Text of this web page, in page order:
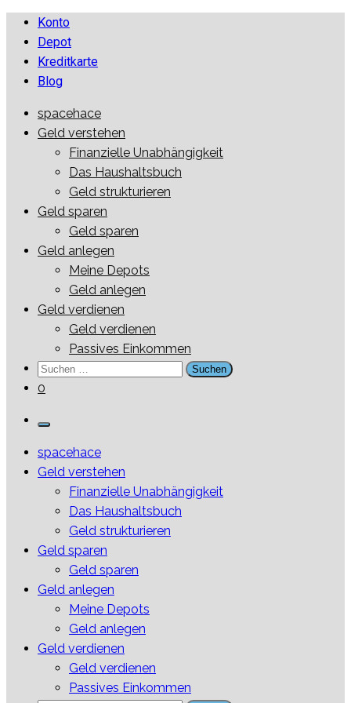
Zum
Inhalt
springen
Konto
Depot
Kreditkarte
Blog
spacehace.com
Wir reden über Geld
spacehace
Geld verstehen
Finanzielle Unabhängigkeit
Das Haushaltsbuch
Geld strukturieren
Geld sparen
Geld sparen
Geld anlegen
Meine Depots
Geld anlegen
Geld verdienen
Geld verdienen
Passives Einkommen
Suchen
nach:
0
spacehace
Geld verstehen
Finanzielle Unabhängigkeit
Das Haushaltsbuch
Geld strukturieren
Geld sparen
Geld sparen
Geld anlegen
Meine Depots
Geld anlegen
Geld verdienen
Geld verdienen
Passives Einkommen